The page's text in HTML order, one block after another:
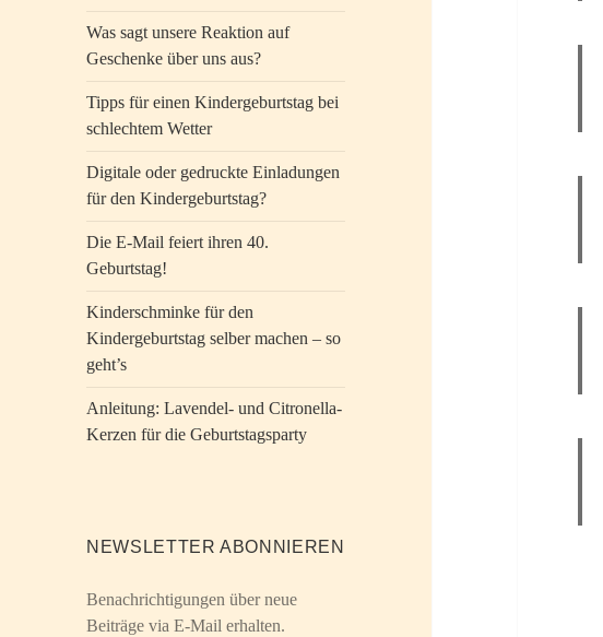
Was sagt unsere Reaktion auf
Geschenke über uns aus?
Tipps für einen Kindergeburtstag bei
schlechtem Wetter
Digitale oder gedruckte Einladungen
für den Kindergeburtstag?
Die E-Mail feiert ihren 40.
Geburtstag!
Kinderschminke für den
Kindergeburtstag selber machen – so
geht’s
Anleitung: Lavendel- und Citronella-
Kerzen für die Geburtstagsparty
NEWSLETTER ABONNIEREN
Benachrichtigungen über neue
Beiträge via E-Mail erhalten.